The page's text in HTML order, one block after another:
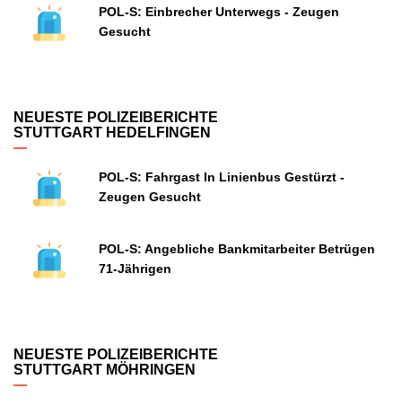
POL-S: Einbrecher Unterwegs - Zeugen
Gesucht
NEUESTE POLIZEIBERICHTE
STUTTGART HEDELFINGEN
POL-S: Fahrgast In Linienbus Gestürzt -
Zeugen Gesucht
POL-S: Angebliche Bankmitarbeiter Betrügen
71-Jährigen
NEUESTE POLIZEIBERICHTE
STUTTGART MÖHRINGEN